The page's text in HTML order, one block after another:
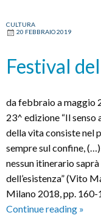
CULTURA
20 FEBBRAIO 2019
Festival
da febbraio a maggio
23^ edizione “Il senso
della vita consiste nel
sempre sul confine,
nessun itinerario
dell’esistenza” (Vito
Milano 2018, pp. 160-
Continue reading »